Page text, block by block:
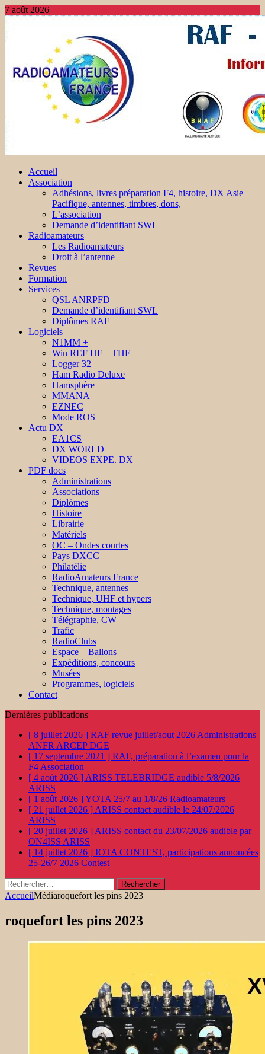
7 août 2026
Accueil
Association
Adhésions, livres préparation F4, histoire, DX Asie
Pacifique, antennes, timbres, dons,
L’association
Demande d’identifiant SWL
Radioamateurs
Les Radioamateurs
Droit à l’antenne
Revues
Formation
Services
QSL ANRPFD
Demande d’identifiant SWL
Diplômes RAF
Logiciels
N1MM +
Win REF HF – THF
Logger 32
Ham Radio Deluxe
Hamsphère
MMANA
EZNEC
Mode ROS
Actu DX
EA1CS
DX WORLD
VIDEOS EXPE. DX
PDF docs
Administrations
Associations
Diplômes
Histoire
Librairie
Matériels
OC – Ondes courtes
Pays DXCC
Philatélie
RadioAmateurs France
Technique, antennes
Technique, UHF et hypers
Technique, montages
Télégraphie, CW
Trafic
RadioClubs
Espace – Ballons
Expéditions, concours
Musées
Programmes, logiciels
Contact
Dernières publications
[ 8 juillet 2026 ] RAF revue juillet/aout 2026 Administrations
ANFR ARCEP DGE
[ 17 septembre 2021 ] RAF, préparation à l’examen pour la
F4 Association
[ 4 août 2026 ] ARISS TELEBRIDGE audible 5/8/2026
ARISS
[ 1 août 2026 ]YOTA 25/7 au 1/8/26 Radioamateurs
[ 21 juillet 2026 ] ARISS contact audible le 24/07/2026
ARISS
[ 20 juillet 2026 ] ARISS contact du 23/07/2026 audible par
ON4ISS ARISS
[ 14 juillet 2026 ] IOTA CONTEST, participations annoncées
25-26/7 2026 Contest
Rechercher :
AccueilMédiaroquefort les pins 2023
roquefort les pins 2023